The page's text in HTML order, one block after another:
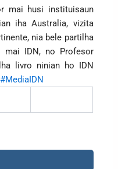
mai husi instituisaun
iha Australia, vizita
nia bele partilha
mai IDN, no Profesor
livro ninian ho IDN
#MediaIDN